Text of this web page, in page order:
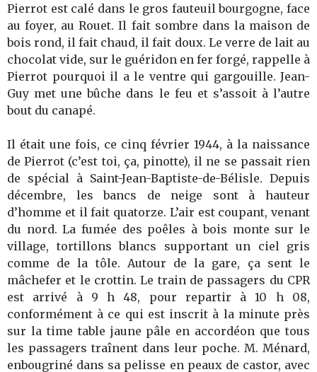
Pierrot est calé dans le gros fauteuil bourgogne, face
au foyer, au Rouet. Il fait sombre dans la maison de
bois rond, il fait chaud, il fait doux. Le verre de lait au
chocolat vide, sur le guéridon en fer forgé, rappelle à
Pierrot pourquoi il a le ventre qui gargouille. Jean-
Guy met une bûche dans le feu et s’assoit à l’autre
bout du canapé.
Il était une fois, ce cinq février 1944, à la naissance
de Pierrot (c’est toi, ça, pinotte), il ne se passait rien
de spécial à Saint-Jean-Baptiste-de-Bélisle. Depuis
décembre, les bancs de neige sont à hauteur
d’homme et il fait quatorze. L’air est coupant, venant
du nord. La fumée des poêles à bois monte sur le
village, tortillons blancs supportant un ciel gris
comme de la tôle. Autour de la gare, ça sent le
mâchefer et le crottin. Le train de passagers du CPR
est arrivé à 9 h 48, pour repartir à 10 h 08,
conformément à ce qui est inscrit à la minute près
sur la time table jaune pâle en accordéon que tous
les passagers traînent dans leur poche. M. Ménard,
enbougriné dans sa pelisse en peaux de castor, avec